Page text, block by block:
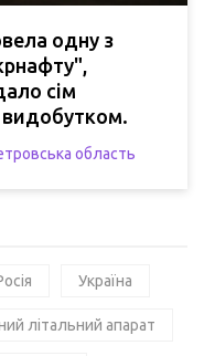
одну з
сім
область
Україна
літальний апарат